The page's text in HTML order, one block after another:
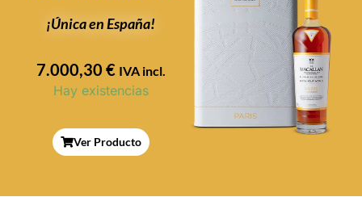
¡Única en España!
7.000,30 € IVA incl.
Hay existencias
Ver Producto